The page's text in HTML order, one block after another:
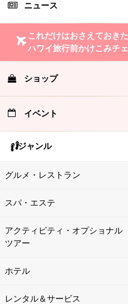
ニュース
これだけはおさえておきた
ハワイ旅行前かけこみチ
ショップ
イベント
ジャンル
グルメ・レストラン
スパ・エステ
アクティビティ・オプショナル
ツアー
ホテル
レンタル＆サービス